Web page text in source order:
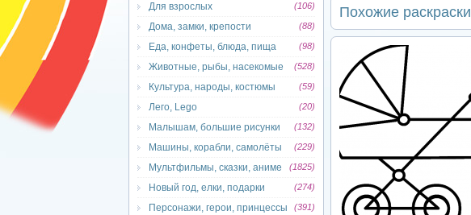
Для взрослых (106)
Дома, замки, крепости (88)
Еда, конфеты, блюда, пища (98)
Животные, рыбы, насекомые (528)
Культура, народы, костюмы (59)
Лего, Lego (20)
Малышам, большие рисунки (132)
Машины, корабли, самолёты (229)
Мультфильмы, сказки, аниме (1825)
Новый год, елки, подарки (274)
Персонажи, герои, принцессы (391)
Похожие раскраски